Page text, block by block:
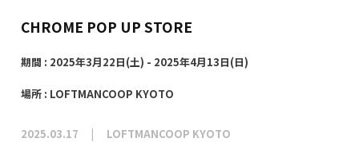
CHROME POP UP STORE
期間 : 2025年3月22日(土) - 2025年4月13日(日)
場所 : LOFTMANCOOP KYOTO
2025.03.17 LOFTMANCOOP KYOTO